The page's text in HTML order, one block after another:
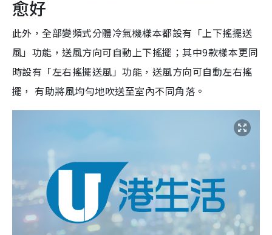
愈好
此外，全部變頻式分體冷氣機樣本都設有「上下搖擺送
風」功能，送風方向可自動上下搖擺；其中9款樣本更同
時設有「左右搖擺送風」功能，送風方向可自動左右搖
擺， 有助將風均勻地吹送至室內不同角落。